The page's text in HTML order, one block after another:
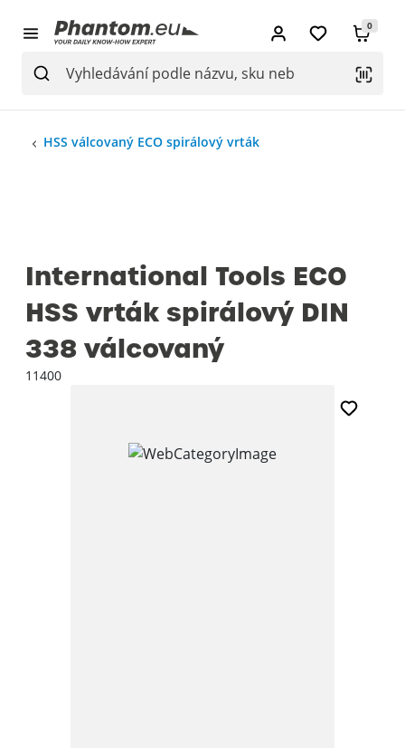
0
HSS válcovaný ECO spirálový vrták
International Tools ECO
HSS vrták spirálový DIN
338 válcovaný
11400